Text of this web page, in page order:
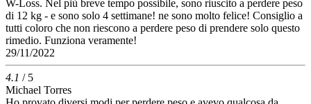
W-Loss. Nel più breve tempo possibile, sono riuscito a perdere peso
di 12 kg - e sono solo 4 settimane! ne sono molto felice! Consiglio a
tutti coloro che non riescono a perdere peso di prendere solo questo
rimedio. Funziona veramente!
29/11/2022
4.1 / 5
Michael Torres